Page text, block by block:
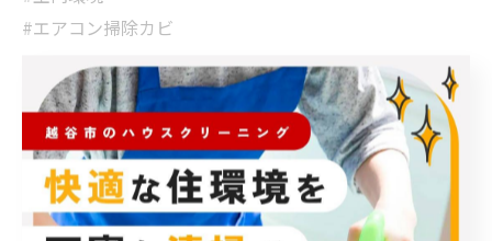
#エアコン掃除カビ
< 前のページ 一覧に戻る 次のページ >